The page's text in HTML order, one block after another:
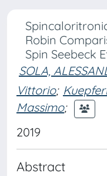
Robin
Spin Seebeck
SOLA,
Vittorio;
Massimo;
2019
Abstract